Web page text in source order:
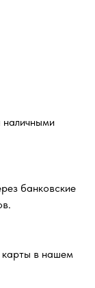
наличными
банковские
карты в нашем